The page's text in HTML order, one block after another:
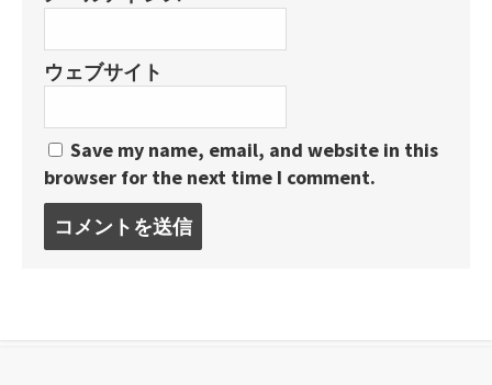
ウェブサイト
Save my name, email, and website in this
browser for the next time I comment.
メ